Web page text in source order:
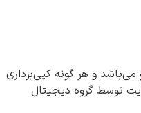
کپی‌برداری